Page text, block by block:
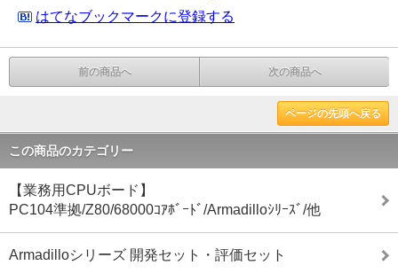
はてなブックマークに登録する
前の商品へ 次の商品へ
ページの先頭へ戻る
この商品のカテゴリー
【業務用CPUボード】
PC104準拠/Z80/68000ｺｱﾎﾞｰﾄﾞ/Armadilloｼﾘｰｽﾞ/他
Armadilloシリーズ 開発セット・評価セット